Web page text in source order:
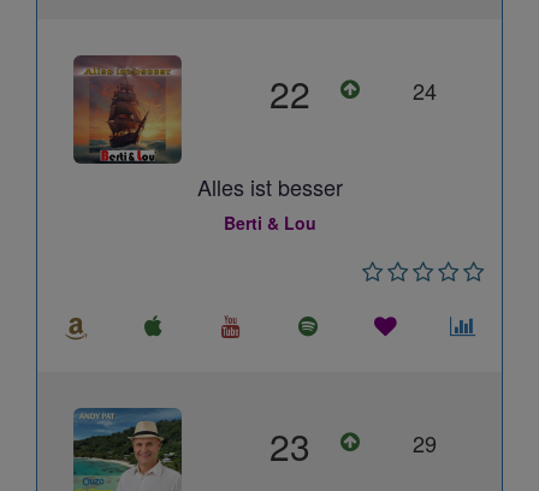
22 24
Alles ist besser
Berti & Lou
23 29